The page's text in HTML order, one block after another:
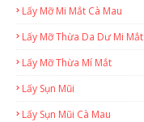
Lấy Mỡ Mi Mắt Cà Mau
Lấy Mỡ Thừa Da Dư Mi Mắt
Lấy Mỡ Thừa Mí Mắt
Lấy Sụn Mũi
Lấy Sụn Mũi Cà Mau